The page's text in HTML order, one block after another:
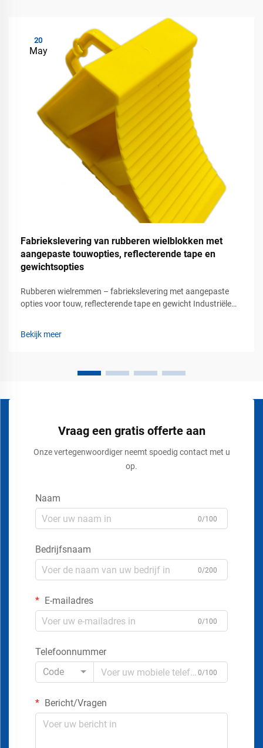
20
May
Fabriekslevering van rubberen wielblokken met
aangepaste touwopties, reflecterende tape en
gewichtsopties
Rubberen wielremmen – fabriekslevering met aangepaste
opties voor touw, reflecterende tape en gewicht Industriële
belangrijkste veiligheidseisen in het vervoer...
Bekijk meer
Vraag een gratis offerte aan
Onze vertegenwoordiger neemt spoedig contact met u
op.
Naam
0/100
Bedrijfsnaam
0/200
E-mailadres
0/100
Telefoonnummer
Code
0/100
Bericht/Vragen